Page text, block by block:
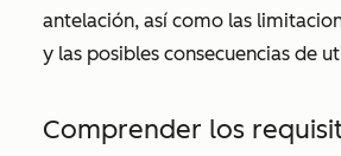
antelación, así como las
y las posibles consecuencias de
Comprender los